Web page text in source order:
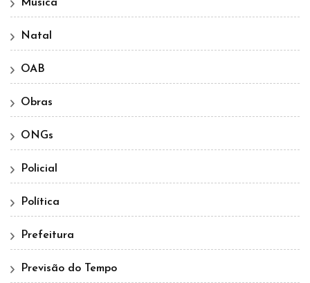
Música
Natal
OAB
Obras
ONGs
Policial
Política
Prefeitura
Previsão do Tempo